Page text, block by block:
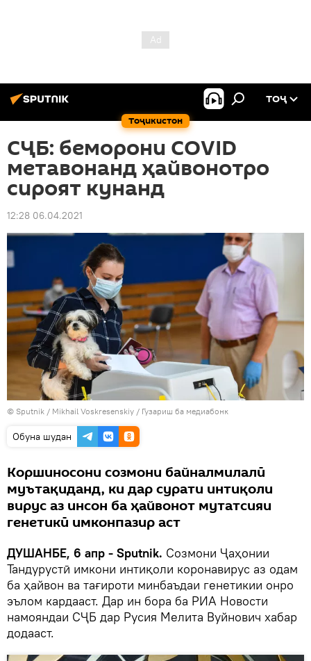
Тоҷикистон
ТОҶ
СҶБ: беморони COVID
метавонанд ҳайвонотро
сироят кунанд
12:28 06.04.2021
© Sputnik / Mikhail Voskresenskiy / Гузариш ба медиабонк
Обуна шудан
Коршиносони созмони байналмилалӣ
муътақиданд, ки дар сурати интиқоли
вирус аз инсон ба ҳайвонот мутатсияи
генетикӣ имконпазир аст
ДУШАНБЕ, 6 апр - Sputnik. Созмони Ҷаҳонии
Тандурустӣ имкони интиқоли коронавирус аз одам
ба ҳайвон ва тағироти минбаъдаи генетикии онро
эълом кардааст. Дар ин бора ба РИА Новости
намояндаи СҶБ дар Русия Мелита Вуйнович хабар
додааст.